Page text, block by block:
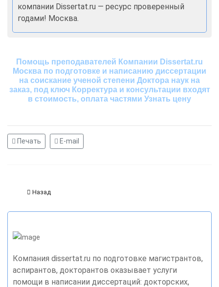
компании Dissertat.ru — ресурс проверенный
годами! Москва.
Помощь преподавателей Компании Dissertat.ru
Москва по подготовке и написанию диссертации
на соискание ученой степени Доктора наук на
заказ, под ключ Корректура и консультации входят
в стоимость, оплата частями Узнать цену
Печать E-mail
Назад
Компания dissertat.ru по подготовке магистрантов,
аспирантов, докторантов оказывает услуги
помощи в написании диссертаций: докторских,